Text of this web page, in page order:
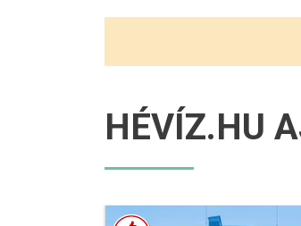
HÉVÍZ.HU